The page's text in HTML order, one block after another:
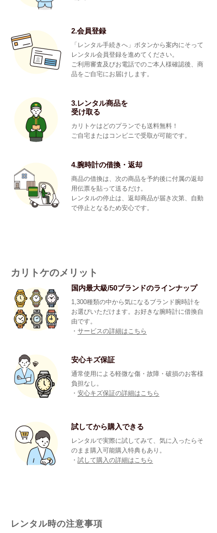
2.会員登録
「レンタル手続きへ」ボタンから案内にそって
レンタル会員登録を進めてください。
ご利用審査及びお電話でのご本人様確認後、商
品をご自宅にお届けします。
3.レンタル商品を
受け取る
カリトケはどのプランでも送料無料！
ご自宅またはコンビニで受取が可能です。
4.腕時計の借換・返却
商品の借換は、次の商品を予約後に付属の返却
用伝票を貼って送るだけ。
レンタルの停止は、返却商品が届き次第、自動
で停止となるため安心です。
カリトケのメリット
国内最大級/50ブランドのラインナップ
1,300種類の中から気になるブランド腕時計を
お選びいただけます。お好きな腕時計に借換自
由です。
・サービスの詳細はこちら
安心キズ保証
通常使用による軽微な傷・故障・破損のお客様
負担なし。
・安心キズ保証の詳細はこちら
試してから購入できる
レンタルで実際に試してみて、気に入ったらそ
のまま購入可能購入特典もあり。
・試して購入の詳細はこちら
レンタル時の注意事項